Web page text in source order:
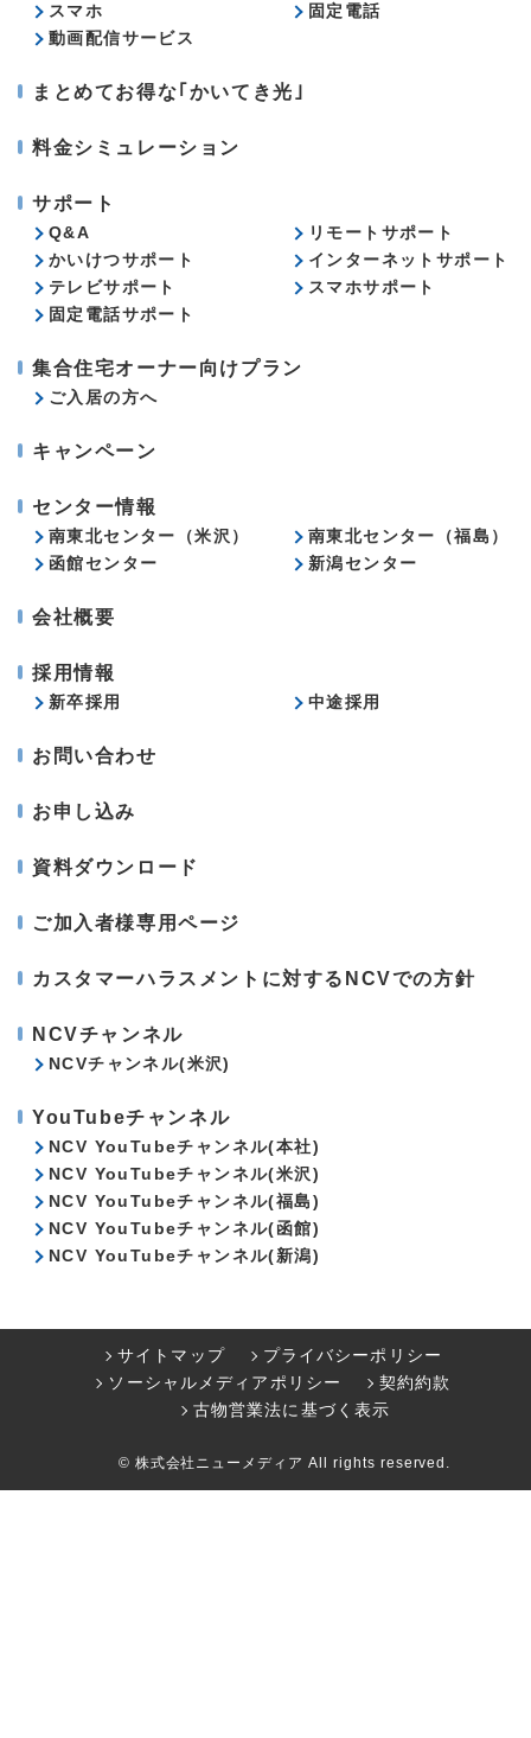
スマホ
固定電話
動画配信サービス
まとめてお得な｢かいてき光｣
料金シミュレーション
サポート
Q&A
リモートサポート
かいけつサポート
インターネットサポート
テレビサポート
スマホサポート
固定電話サポート
集合住宅オーナー向けプラン
ご入居の方へ
キャンペーン
センター情報
南東北センター（米沢）
南東北センター（福島）
函館センター
新潟センター
会社概要
採用情報
新卒採用 中途採用
お問い合わせ
お申し込み
資料ダウンロード
ご加入者様専用ページ
カスタマーハラスメントに対するNCVでの方針
NCVチャンネル
NCVチャンネル(米沢)
YouTubeチャンネル
NCV YouTubeチャンネル(本社)
NCV YouTubeチャンネル(米沢)
NCV YouTubeチャンネル(福島)
NCV YouTubeチャンネル(函館)
NCV YouTubeチャンネル(新潟)
サイトマップ
プライバシーポリシー
ソーシャルメディアポリシー
契約約款
古物営業法に基づく表示
© 株式会社ニューメディア All rights reserved.